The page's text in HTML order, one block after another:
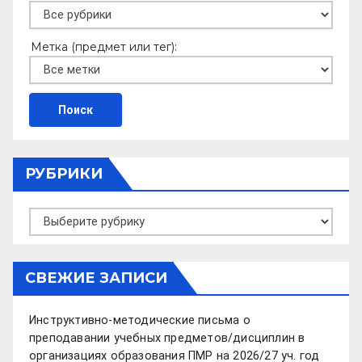
Метка (предмет или тег):
РУБРИКИ
Рубрики
СВЕЖИЕ ЗАПИСИ
Инструктивно-методические письма о
преподавании учебных предметов/дисциплин в
организациях образования ПМР на 2026/27 уч. год